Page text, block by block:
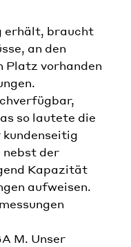
erhält, braucht
an den
Platz vorhanden
so lautete die
nebst der
Kapazität
aufweisen.
M. Unser